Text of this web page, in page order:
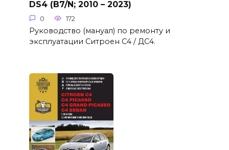
DS4 (B7/N; 2010 – 2023)
0 172
Руководство (мануал) по ремонту и
эксплуатации Ситроен С4 / ДС4.